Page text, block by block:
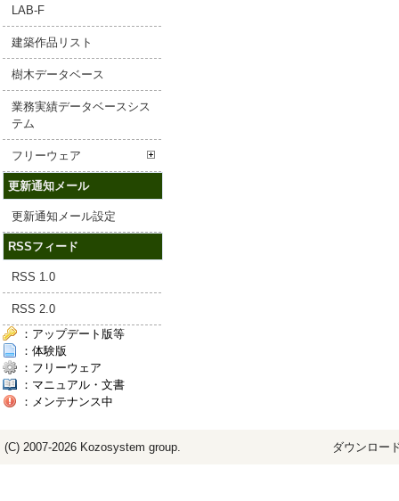
LAB-F
建築作品リスト
樹木データベース
業務実績データベースシス
テム
フリーウェア
更新通知メール
更新通知メール設定
RSSフィード
RSS 1.0
RSS 2.0
：アップデート版等
：体験版
：フリーウェア
：マニュアル・文書
：メンテナンス中
(C) 2007-2026 Kozosystem group. ダウンロー